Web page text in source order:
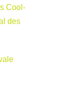
Cool-
des